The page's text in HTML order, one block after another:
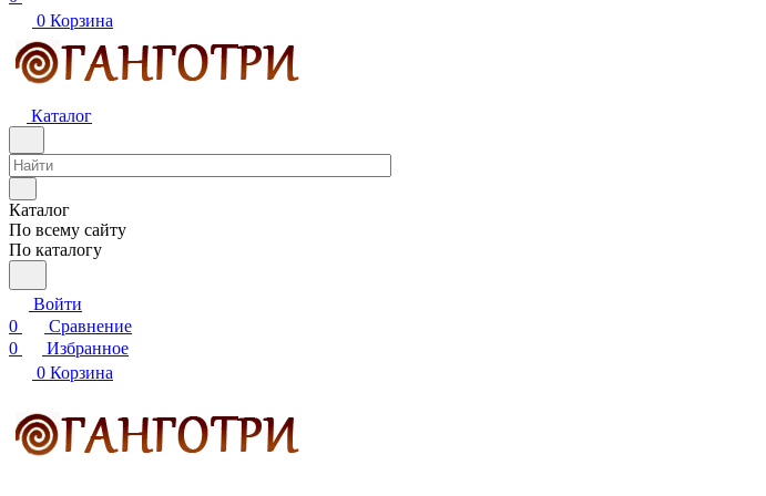
0 Корзина
Каталог
Каталог
По всему сайту
По каталогу
Войти
0
Сравнение
0
Избранное
0 Корзина